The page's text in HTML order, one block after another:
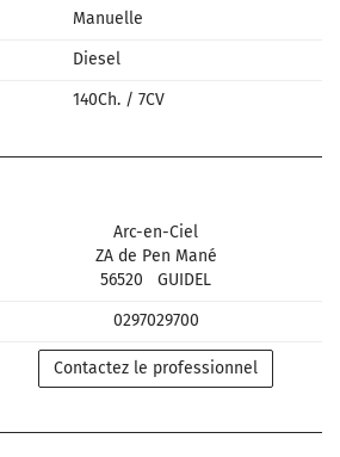
Manuelle
Diesel
140Ch. / 7CV
Arc-en-Ciel
ZA de Pen Mané
56520
GUIDEL
0297029700
Contactez le professionnel